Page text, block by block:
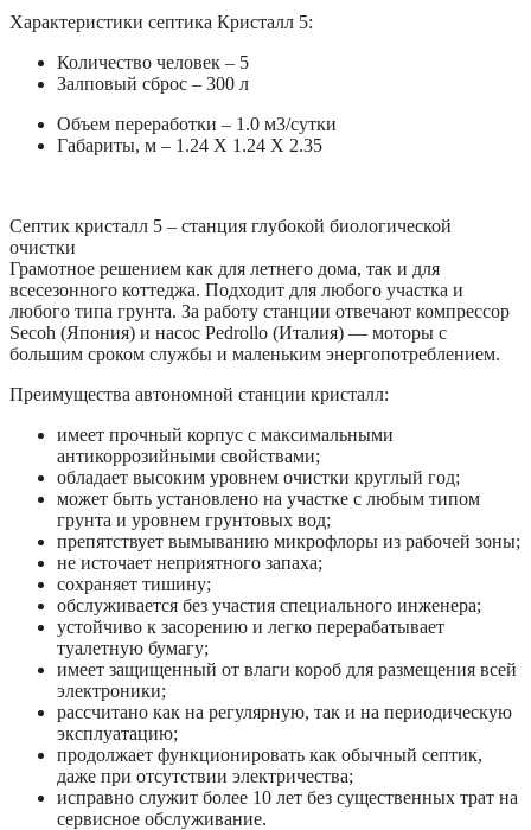
Характеристики септика Кристалл 5:
Количество человек – 5
Залповый сброс – 300 л
Объем переработки – 1.0 м3/сутки
Габариты, м – 1.24 X 1.24 X 2.35
Септик кристалл 5 – станция глубокой биологической
очистки
Грамотное решением как для летнего дома, так и для
всесезонного коттеджа. Подходит для любого участка и
любого типа грунта. За работу станции отвечают компрессор
Secoh (Япония) и насос Pedrollo (Италия) — моторы с
большим сроком службы и маленьким энергопотреблением.
Преимущества автономной станции кристалл:
имеет прочный корпус с максимальными
антикоррозийными свойствами;
обладает высоким уровнем очистки круглый год;
может быть установлено на участке с любым типом
грунта и уровнем грунтовых вод;
препятствует вымыванию микрофлоры из рабочей зоны;
не источает неприятного запаха;
сохраняет тишину;
обслуживается без участия специального инженера;
устойчиво к засорению и легко перерабатывает
туалетную бумагу;
имеет защищенный от влаги короб для размещения всей
электроники;
рассчитано как на регулярную, так и на периодическую
эксплуатацию;
продолжает функционировать как обычный септик,
даже при отсутствии электричества;
исправно служит более 10 лет без существенных трат на
сервисное обслуживание.